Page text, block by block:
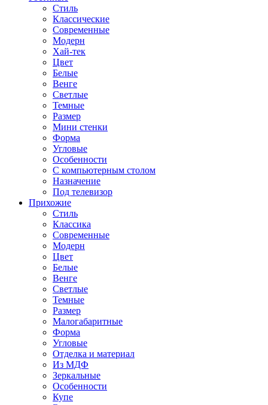
Стиль
Классические
Современные
Модерн
Хай-тек
Цвет
Белые
Венге
Светлые
Темные
Размер
Мини стенки
Форма
Угловые
Особенности
С компьютерным столом
Назначение
Под телевизор
Прихожие
Стиль
Классика
Современные
Модерн
Цвет
Белые
Венге
Светлые
Темные
Размер
Малогабаритные
Форма
Угловые
Отделка и материал
Из МДФ
Зеркальные
Особенности
Купе